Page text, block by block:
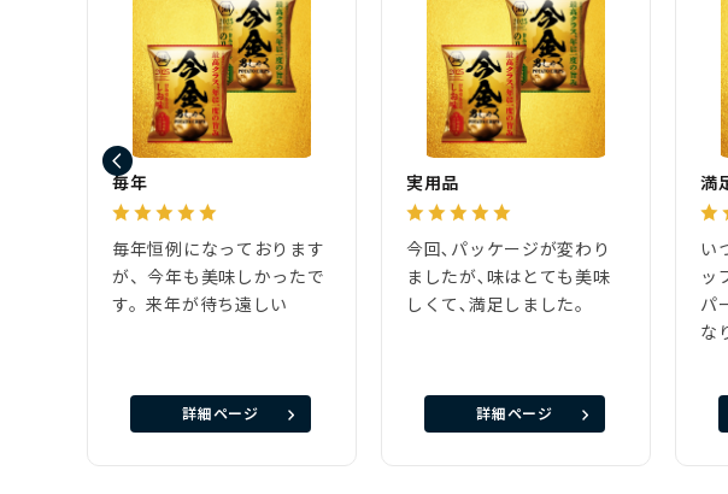
毎年
詳細ページ
毎年恒例になっております
が、今年も美味しかったで
す。来年が待ち遠しい
実用品
詳細ページ
今回､パッケージが変わり
ましたが､味はとても美味
しくて､満足しました。
満
い
ッ
パ
な